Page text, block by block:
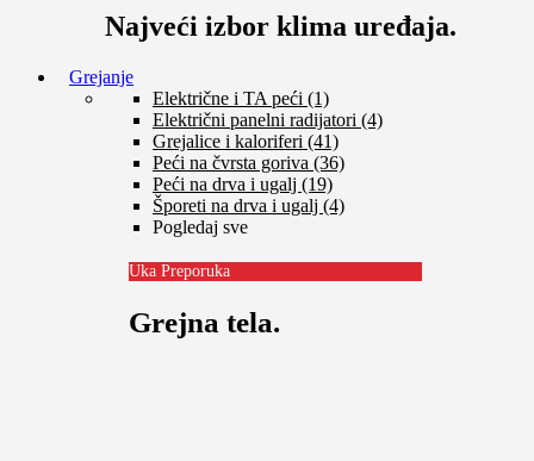
Najveći izbor klima uređaja.
Grejanje
Električne i TA peći (1)
Električni panelni radijatori (4)
Grejalice i kaloriferi (41)
Peći na čvrsta goriva (36)
Peći na drva i ugalj (19)
Šporeti na drva i ugalj (4)
Pogledaj sve
Uka Preporuka
Grejna tela.